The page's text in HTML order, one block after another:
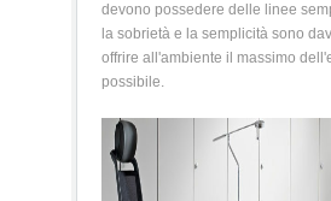
devono possedere delle linee
la sobrietà e la semplicità sono
offrire all'ambiente il massimo
possibile.